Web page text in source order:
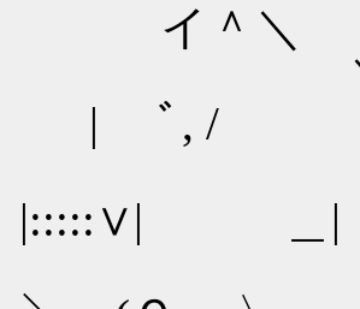
＾＼
＿ }＼
| ﾞ, /
{
＼